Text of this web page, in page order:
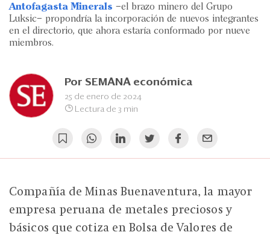
Edición Impresa
Antofagasta Minerals –el brazo minero del Grupo
Luksic– propondría la incorporación de nuevos integrantes
en el directorio, que ahora estaría conformado por nueve
miembros.
Por SEMANA económica
25 de enero de 2024
Lectura de 3 min
Compañía de Minas Buenaventura, la mayor
empresa peruana de metales preciosos y
básicos que cotiza en Bolsa de Valores de